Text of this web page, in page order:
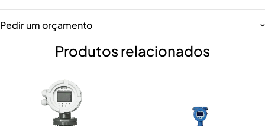
Pedir um orçamento
Produtos relacionados